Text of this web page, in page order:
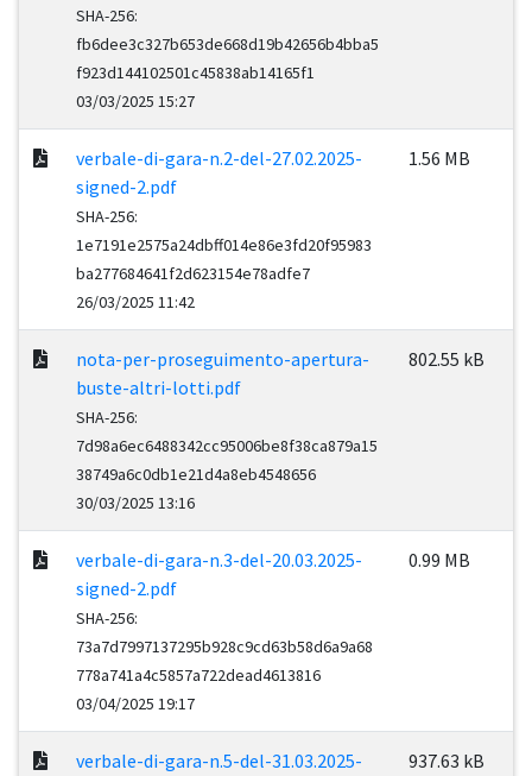
SHA-256:
fb6dee3c327b653de668d19b42656b4bba5
f923d144102501c45838ab14165f1
03/03/2025 15:27
verbale-di-gara-n.2-del-27.02.2025-
signed-2.pdf
SHA-256:
1e7191e2575a24dbff014e86e3fd20f95983
ba277684641f2d623154e78adfe7
26/03/2025 11:42
1.56 MB
nota-per-proseguimento-apertura-
buste-altri-lotti.pdf
SHA-256:
7d98a6ec6488342cc95006be8f38ca879a15
38749a6c0db1e21d4a8eb4548656
30/03/2025 13:16
802.55 kB
verbale-di-gara-n.3-del-20.03.2025-
signed-2.pdf
SHA-256:
73a7d7997137295b928c9cd63b58d6a9a68
778a741a4c5857a722dead4613816
03/04/2025 19:17
0.99 MB
verbale-di-gara-n.5-del-31.03.2025-
937.63 kB